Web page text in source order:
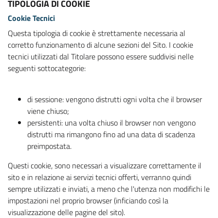
TIPOLOGIA DI COOKIE
Cookie Tecnici
Questa tipologia di cookie è strettamente necessaria al
corretto funzionamento di alcune sezioni del Sito. I cookie
tecnici utilizzati dal Titolare possono essere suddivisi nelle
seguenti sottocategorie:
di sessione: vengono distrutti ogni volta che il browser
viene chiuso;
persistenti: una volta chiuso il browser non vengono
distrutti ma rimangono fino ad una data di scadenza
preimpostata.
Questi cookie, sono necessari a visualizzare correttamente il
sito e in relazione ai servizi tecnici offerti, verranno quindi
sempre utilizzati e inviati, a meno che l'utenza non modifichi le
impostazioni nel proprio browser (inficiando così la
visualizzazione delle pagine del sito).